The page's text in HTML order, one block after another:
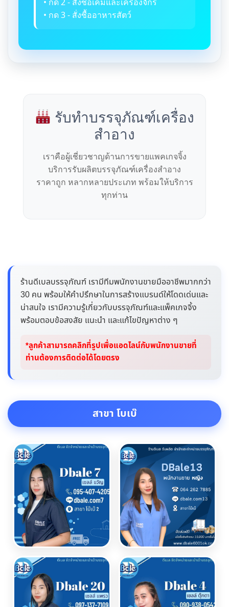
• กด 3 - สั่งซื้ออาหารสัตว์
รับทำบรรจุภัณฑ์เครื่อง
สำอาง
เราคือผู้เชี่ยวชาญด้านการขายแพคเกจจิ้ง
บริการรับผลิตบรรจุภัณฑ์เครื่องสำอาง
ราคาถูก หลากหลายประเภท พร้อมให้บริการ
ทุกท่าน
ร้านดีเบลบรรจุภัณฑ์ เรามีทีมพนักงานขายมืออาชีพมากกว่า
30 คน พร้อมให้คำปรึกษาในการสร้างแบรนด์ให้โดดเด่นและ
น่าสนใจ เรามีความรู้เกี่ยวกับบรรจุภัณฑ์และแพ็คเกจจิ้ง
พร้อมตอบข้อสงสัย แนะนำ และแก้ไขปัญหาต่าง ๆ
*ลูกค้าสามารถคลิกที่รูปเพื่อแอดไลน์กับพนักงานขายที่
ท่านต้องการติดต่อได้โดยตรง
สาขา โบเบ๊